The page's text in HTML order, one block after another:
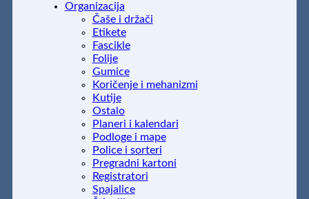
Organizacija
Čaše i držači
Etikete
Fascikle
Folije
Gumice
Koričenje i mehanizmi
Kutije
Ostalo
Planeri i kalendari
Podloge i mape
Police i sorteri
Pregradni kartoni
Registratori
Spajalice